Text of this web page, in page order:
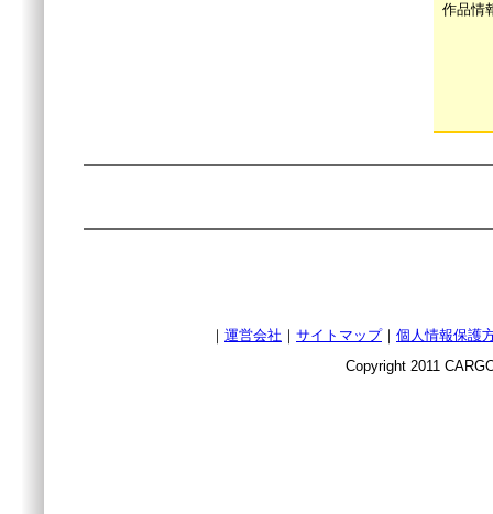
作品情
｜ 運営会社 ｜ サイトマップ｜ 個人情報保護
Copyright 2011